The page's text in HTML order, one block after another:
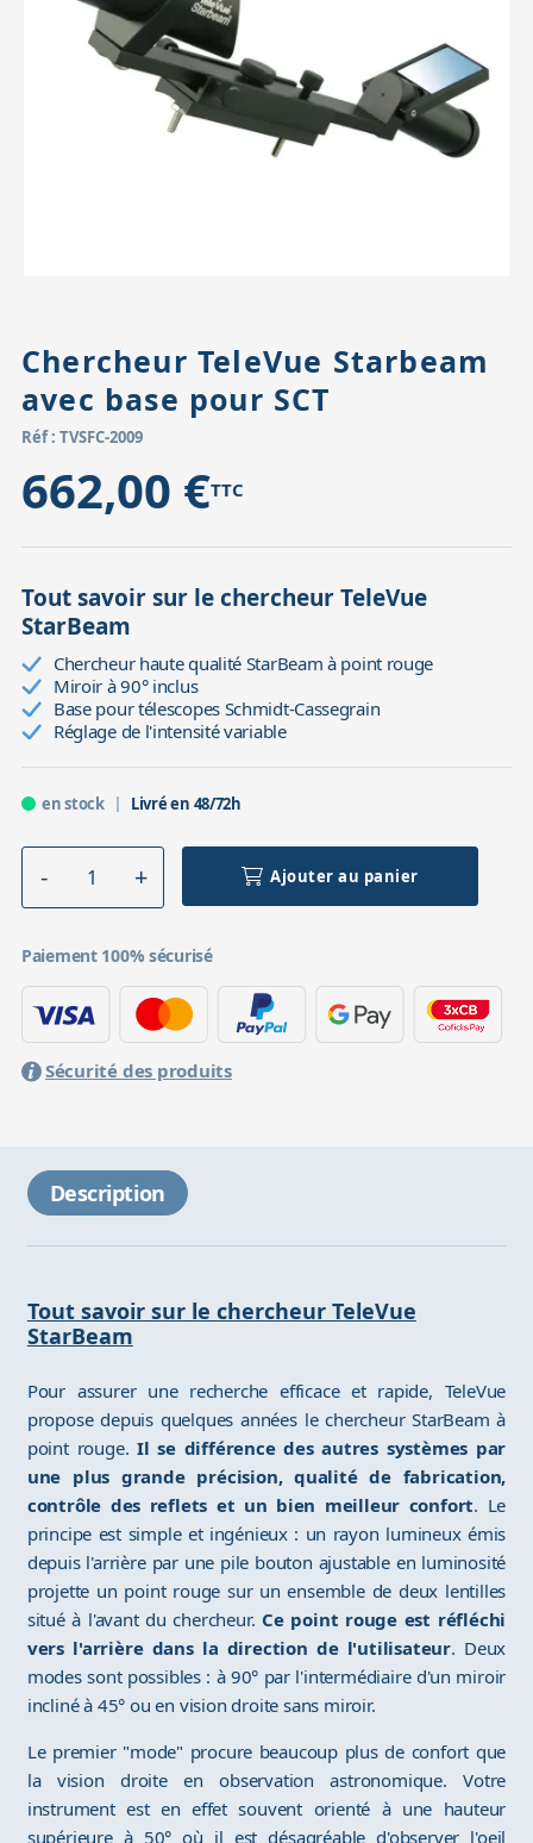
Accessoires pour montures
Têtes
Pièces détachées
Chercheur TeleVue Starbeam
avec base pour SCT
Réf : TVSFC-2009
662,00 €TTC
Tout savoir sur le chercheur TeleVue
StarBeam
Chercheur haute qualité StarBeam à point rouge
Miroir à 90° inclus
Base pour télescopes Schmidt-Cassegrain
Réglage de l'intensité variable
en stock Livré en 48/72h
Ajouter au panier
Paiement 100% sécurisé
Sécurité des produits
Description
Tout savoir sur le chercheur TeleVue
StarBeam
Pour assurer une recherche efficace et rapide, TeleVue
propose depuis quelques années le chercheur StarBeam à
point rouge. Il se différence des autres systèmes par
une plus grande précision, qualité de fabrication,
contrôle des reflets et un bien meilleur confort. Le
principe est simple et ingénieux : un rayon lumineux émis
depuis l'arrière par une pile bouton ajustable en luminosité
projette un point rouge sur un ensemble de deux lentilles
situé à l'avant du chercheur. Ce point rouge est réfléchi
vers l'arrière dans la direction de l'utilisateur. Deux
modes sont possibles : à 90° par l'intermédiaire d'un miroir
incliné à 45° ou en vision droite sans miroir.
Le premier "mode" procure beaucoup plus de confort que
la vision droite en observation astronomique. Votre
instrument est en effet souvent orienté à une hauteur
supérieure à 50° où il est désagréable d'observer l'oeil